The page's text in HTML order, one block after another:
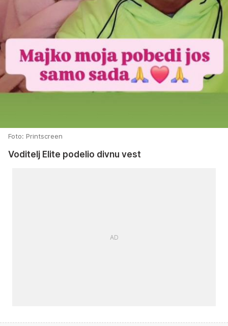
Foto: Printscreen
Voditelj Elite podelio divnu vest